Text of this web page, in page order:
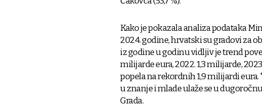
Kako je pokazala analiza podataka
2024. godine, hrvatski su gradovi za
iz godine u godinu vidljiv je trend
milijarde eura, 2022. 1,3 milijarde,
popela na rekordnih 1,9 milijardi
u znanje i mlade ulaže se u
Grada.